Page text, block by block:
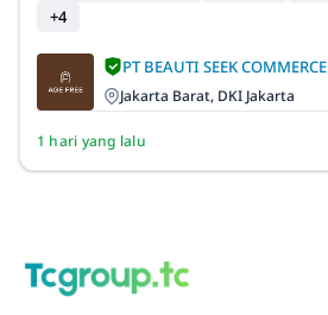
+4
PT BEAUTI SEEK COMMERCE
Jakarta Barat, DKI Jakarta
1 hari yang lalu